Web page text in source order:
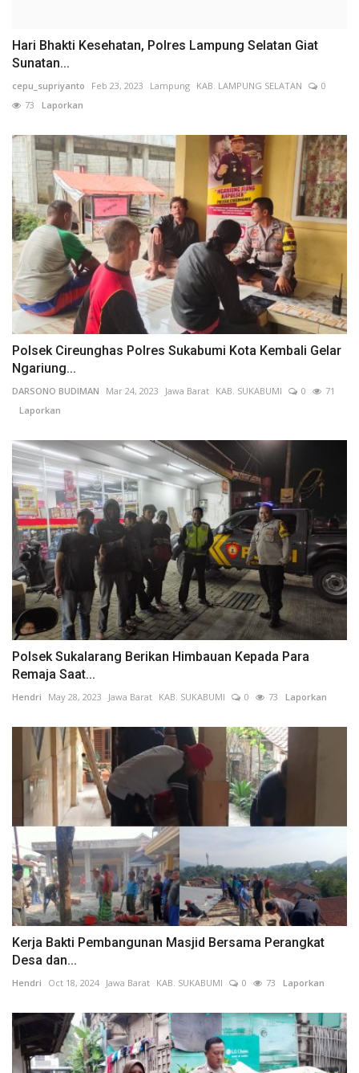
Hari Bhakti Kesehatan, Polres Lampung Selatan Giat
Sunatan...
cepu_supriyanto Feb 23, 2023 Lampung KAB. LAMPUNG SELATAN
0
73 Laporkan
Polsek Cireunghas Polres Sukabumi Kota Kembali Gelar
Ngariung...
DARSONO BUDIMAN Mar 24, 2023 Jawa Barat KAB. SUKABUMI 0
71
Laporkan
Polsek Sukalarang Berikan Himbauan Kepada Para
Remaja Saat...
Hendri May 28, 2023 Jawa Barat KAB. SUKABUMI 0 73 Laporkan
Kerja Bakti Pembangunan Masjid Bersama Perangkat
Desa dan...
Hendri Oct 18, 2024 Jawa Barat KAB. SUKABUMI 0 73 Laporkan